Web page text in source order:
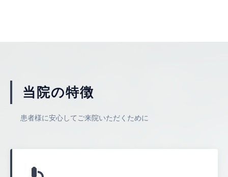
当院の特徴
患者様に安心してご来院いただくために